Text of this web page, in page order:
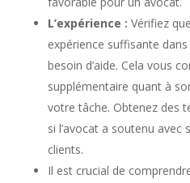
L’expérience : Vérifiez
expérience suffisante
besoin d’aide. Cela vous
supplémentaire quant à
votre tâche. Obtenez des
si l’avocat a soutenu avec
clients.
Il est crucial de